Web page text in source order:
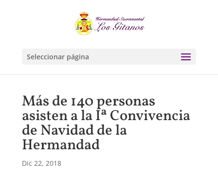
Seleccionar página
Más de 140 personas
asisten a la Iª Convivencia
de Navidad de la
Hermandad
Dic 22, 2018